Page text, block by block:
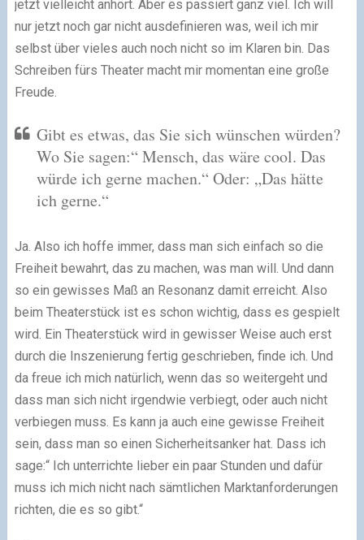
jetzt vielleicht anhört. Aber es passiert ganz viel. Ich will
nur jetzt noch gar nicht ausdefinieren was, weil ich mir
selbst über vieles auch noch nicht so im Klaren bin. Das
Schreiben fürs Theater macht mir momentan eine große
Freude.
Gibt es etwas, das Sie sich wünschen würden?
Wo Sie sagen:“ Mensch, das wäre cool. Das
würde ich gerne machen.“ Oder: „Das hätte
ich gerne.“
Ja. Also ich hoffe immer, dass man sich einfach so die
Freiheit bewahrt, das zu machen, was man will. Und dann
so ein gewisses Maß an Resonanz damit erreicht. Also
beim Theaterstück ist es schon wichtig, dass es gespielt
wird. Ein Theaterstück wird in gewisser Weise auch erst
durch die Inszenierung fertig geschrieben, finde ich. Und
da freue ich mich natürlich, wenn das so weitergeht und
dass man sich nicht irgendwie verbiegt, oder auch nicht
verbiegen muss. Es kann ja auch eine gewisse Freiheit
sein, dass man so einen Sicherheitsanker hat. Dass ich
sage:“ Ich unterrichte lieber ein paar Stunden und dafür
muss ich mich nicht nach sämtlichen Marktanforderungen
richten, die es so gibt.“